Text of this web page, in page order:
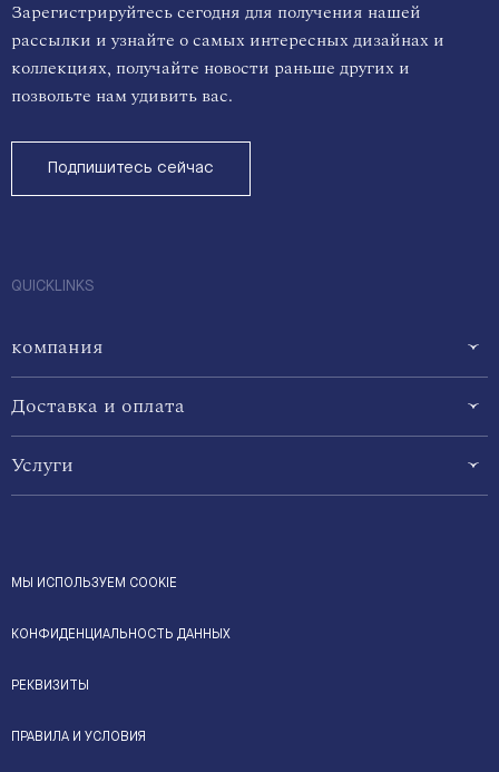
Зарегистрируйтесь сегодня для получения нашей
рассылки и узнайте о самых интересных дизайнах и
коллекциях, получайте новости раньше других и
позвольте нам удивить вас.
Подпишитесь сейчас
QUICKLINKS
компания
Доставка и оплата
Услуги
МЫ ИСПОЛЬЗУЕМ COOKIE
КОНФИДЕНЦИАЛЬНОСТЬ ДАННЫХ
РЕКВИЗИТЫ
ПРАВИЛА И УСЛОВИЯ